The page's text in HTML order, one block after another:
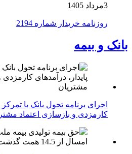
3مرداد 1405
روزنامه خریدار شماره 2194
بانک و بیمه
اجرای برنامه تحول بانک با تمرکز
کارمزدی و بازسازی اعتماد